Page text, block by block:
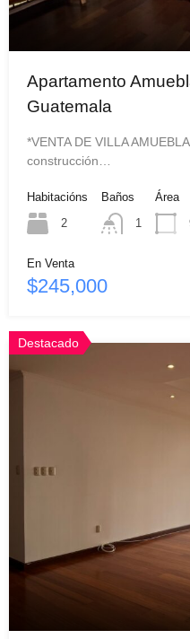
Apartamento
Guatemala
*VENTA DE VILLA
construcción…
Habitacións
2
Baños
1
Área
En Venta
$245,000
Destacado